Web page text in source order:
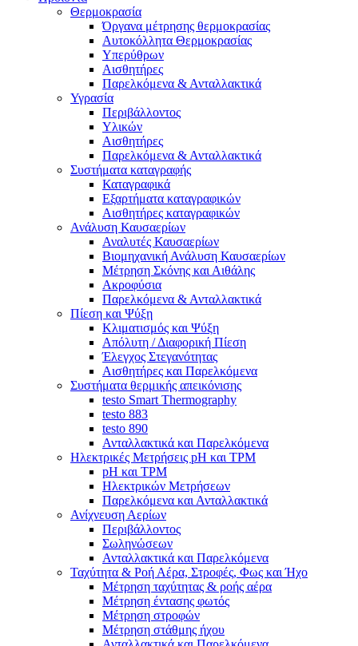
Θερμοκρασία
Όργανα μέτρησης θερμοκρασίας
Αυτοκόλλητα Θερμοκρασίας
Υπερύθρων
Αισθητήρες
Παρελκόμενα & Ανταλλακτικά
Υγρασία
Περιβάλλοντος
Υλικών
Αισθητήρες
Παρελκόμενα & Ανταλλακτικά
Συστήματα καταγραφής
Καταγραφικά
Εξαρτήματα καταγραφικών
Αισθητήρες καταγραφικών
Ανάλυση Καυσαερίων
Αναλυτές Καυσαερίων
Βιομηχανική Ανάλυση Καυσαερίων
Μέτρηση Σκόνης και Αιθάλης
Ακροφύσια
Παρελκόμενα & Ανταλλακτικά
Πίεση και Ψύξη
Κλιματισμός και Ψύξη
Απόλυτη / Διαφορική Πίεση
Έλεγχος Στεγανότητας
Αισθητήρες και Παρελκόμενα
Συστήματα θερμικής απεικόνισης
testo Smart Thermography
testo 883
testo 890
Ανταλλακτικά και Παρελκόμενα
Ηλεκτρικές Μετρήσεις pH και TPM
pH και TPM
Ηλεκτρικών Μετρήσεων
Παρελκόμενα και Ανταλλακτικά
Ανίχνευση Αερίων
Περιβάλλοντος
Σωληνώσεων
Ανταλλακτικά και Παρελκόμενα
Ταχύτητα & Ροή Αέρα, Στροφές, Φως και Ήχο
Μέτρηση ταχύτητας & ροής αέρα
Μέτρηση έντασης φωτός
Μέτρηση στροφών
Μέτρηση στάθμης ήχου